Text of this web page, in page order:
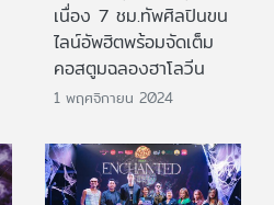
เนื่อง 7 ชม.ทัพศิลปินขน
ไลน์อัพฮิตพร้อมจัดเต็ม
คอสตูมฉลองฮาโลวีน
1 พฤศจิกายน 2024